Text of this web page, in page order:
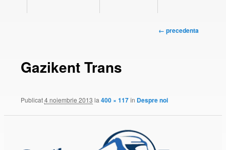
← precedenta
Gazikent Trans
Publicat4 noiembrie 2013 la 400 × 117în Despre noi